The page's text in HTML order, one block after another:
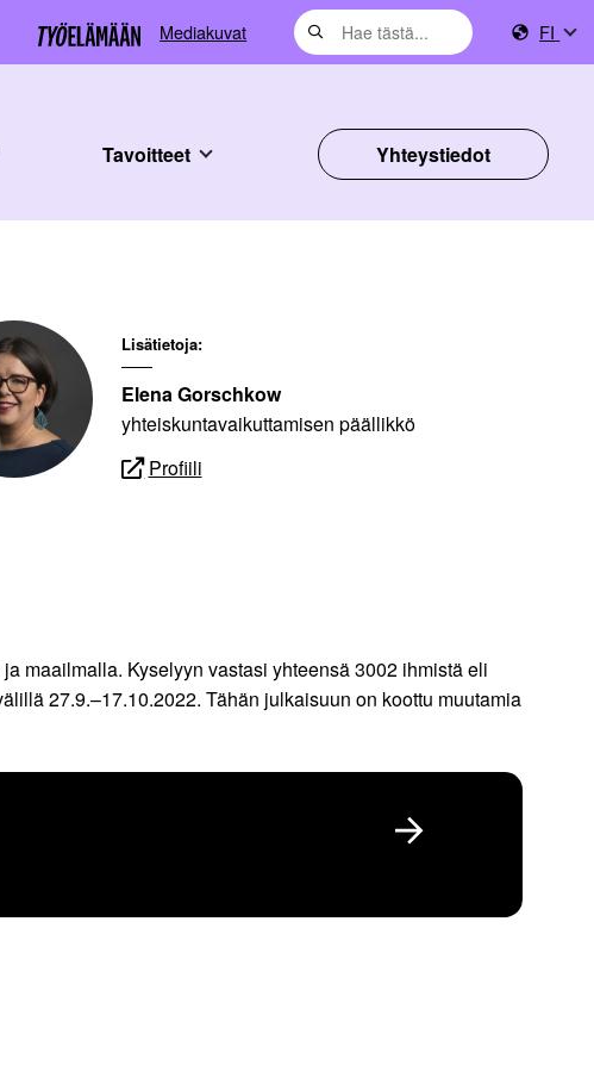
Mediakuvat FI
Tavoitteet Yhteystiedot
Lisätietoja:
Elena Gorschkow
yhteiskuntavaikuttamisen päällikkö
Profiili
maailmalla. Kyselyyn vastasi yhteensä 3002 ihmistä eli
27.9.–17.10.2022. Tähän julkaisuun on koottu muutamia